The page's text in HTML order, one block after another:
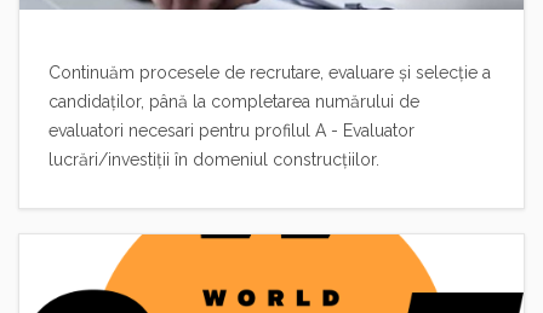
Continuăm procesele de recrutare, evaluare și selecție a
candidaților, până la completarea numărului de
evaluatori necesari pentru profilul A - Evaluator
lucrări/investiții în domeniul construcțiilor.